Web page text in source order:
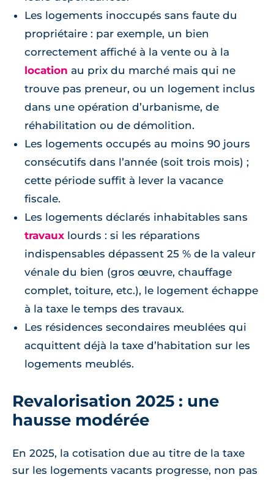
Les logements inoccupés sans faute du
propriétaire : par exemple, un bien
correctement affiché à la vente ou à la
location au prix du marché mais qui ne
trouve pas preneur, ou un logement inclus
dans une opération d’urbanisme, de
réhabilitation ou de démolition.
Les logements occupés au moins 90 jours
consécutifs dans l’année (soit trois mois) ;
cette période suffit à lever la vacance
fiscale.
Les logements déclarés inhabitables sans
travaux lourds : si les réparations
indispensables dépassent 25 % de la valeur
vénale du bien (gros œuvre, chauffage
complet, toiture, etc.), le logement échappe
à la taxe le temps des travaux.
Les résidences secondaires meublées qui
acquittent déjà la taxe d’habitation sur les
logements meublés.
Revalorisation 2025 : une
hausse modérée
En 2025, la cotisation due au titre de la taxe
sur les logements vacants progresse, non pas